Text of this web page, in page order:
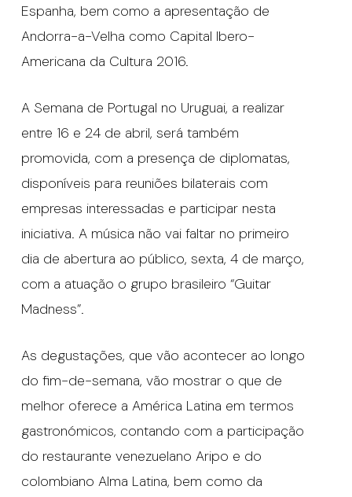
Espanha, bem como a apresentação de
Andorra-a-Velha como Capital Ibero-
Americana da Cultura 2016.
A Semana de Portugal no Uruguai, a realizar
entre 16 e 24 de abril, será também
promovida, com a presença de diplomatas,
disponíveis para reuniões bilaterais com
empresas interessadas e participar nesta
iniciativa. A música não vai faltar no primeiro
dia de abertura ao público, sexta, 4 de março,
com a atuação o grupo brasileiro “Guitar
Madness”.
As degustações, que vão acontecer ao longo
do fim-de-semana, vão mostrar o que de
melhor oferece a América Latina em termos
gastronómicos, contando com a participação
do restaurante venezuelano Aripo e do
colombiano Alma Latina, bem como da